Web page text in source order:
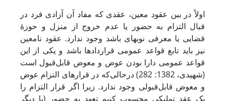
اولاً در بین عقود معین، عقدی که مفاد آن آزادی فرد در
قبال التزام به حضور یا عدم خروج از منزل و حوزۀ
قضایی یا معرفی نوبه‏ای باشد وجود ندارد. عقود نامعین
نیز باید تابع قواعد عمومی قراردادها باشد و یکی از این
قواعد عمومی دارا بودن عوض و معوض قابل‌قبول است
(شهیدی، 1382: 282) درحالی‌که در قرارهای التزام عوض
و معوض قابل‌قبولی وجود ندارد. زیرا اگر قرار التزام را
یک عقد تملیکی محسوب کنیم تعهد به حضور (یا دیگر